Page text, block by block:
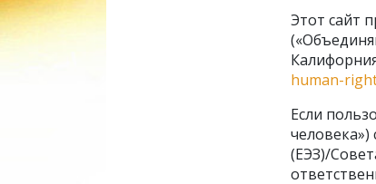
Этот сайт
human-
Если
(ЕЭЗ)/